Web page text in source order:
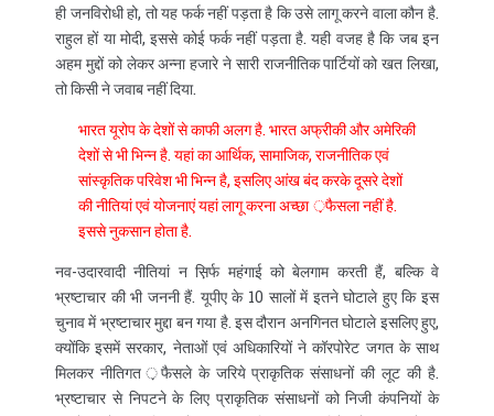
ही जनविरोधी हो, तो यह फर्क नहीं पड़ता है कि उसे लागू करने वाला कौन है.
राहुल हों या मोदी, इससे कोई फर्क नहीं पड़ता है. यही वजह है कि जब इन
अहम मुद्दों को लेकर अन्ना हजारे ने सारी राजनीतिक पार्टियों को खत लिखा,
तो किसी ने जवाब नहीं दिया.
भारत यूरोप के देशों से काफी अलग है. भारत अफ्रीकी और अमेरिकी
देशों से भी भिन्न है. यहां का आर्थिक, सामाजिक, राजनीतिक एवं
सांस्कृतिक परिवेश भी भिन्न है, इसलिए आंख बंद करके दूसरे देशों
की नीतियां एवं योजनाएं यहां लागू करना अच्छा ़फैसला नहीं है.
इससे नुकसान होता है.
नव-उदारवादी नीतियां न स़िर्फ महंगाई को बेलगाम करती हैं, बल्कि वे
भ्रष्टाचार की भी जननी हैं. यूपीए के 10 सालों में इतने घोटाले हुए कि इस
चुनाव में भ्रष्टाचार मुद्दा बन गया है. इस दौरान अनगिनत घोटाले इसलिए हुए,
क्योंकि इसमें सरकार, नेताओं एवं अधिकारियों ने कॉरपोरेट जगत के साथ
मिलकर नीतिगत ़फैसले के जरिये प्राकृतिक संसाधनों की लूट की है.
भ्रष्टाचार से निपटने के लिए प्राकृतिक संसाधनों को निजी कंपनियों के